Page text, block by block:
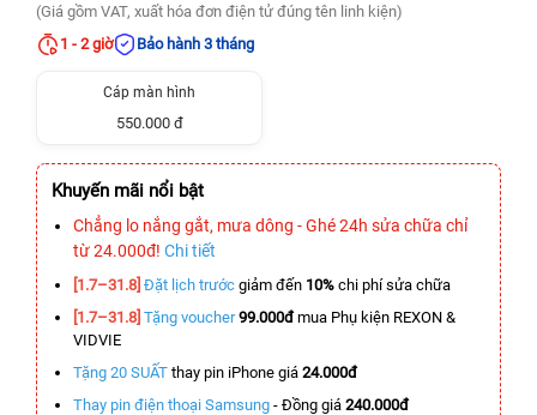
(Giá gồm VAT, xuất hóa đơn điện tử đúng tên linh kiện)
1 - 2 giờ
Bảo hành 3 tháng
Cáp màn hình
550.000 đ
Khuyến mãi nổi bật
Chẳng lo nắng gắt, mưa dông - Ghé 24h sửa chữa chỉ
từ 24.000đ! Chi tiết
[1.7–31.8] Đặt lịch trước giảm đến 10% chi phí sửa chữa
[1.7–31.8] Tặng voucher 99.000đmua Phụ kiện REXON &
VIDVIE
Tặng 20 SUẤT thay pin iPhone giá 24.000đ
Thay pin điện thoại Samsung - Đồng giá 240.000đ